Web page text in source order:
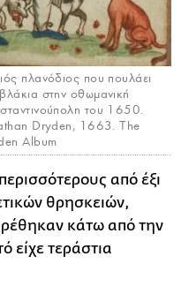
πλανόδιος που πουλάει
στην οθωμανική
του 1650.
Dryden, 1663. The
Album
από έξι
θρησκειών,
κάτω από την
είχε τεράστια